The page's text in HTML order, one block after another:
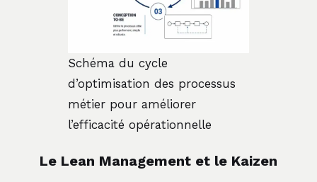
Schéma du cycle
d’optimisation des processus
métier pour améliorer
l’efficacité opérationnelle
Le Lean Management et le Kaizen